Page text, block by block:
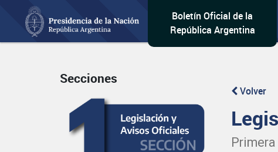
Boletín Oficial de la
República Argentina
Secciones
Volver